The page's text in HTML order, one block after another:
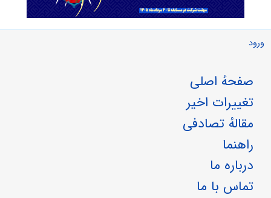
ورود
صفحهٔ اصلی
تغییرات اخیر
مقالهٔ تصادفی
راهنما
درباره ما
تماس با ما